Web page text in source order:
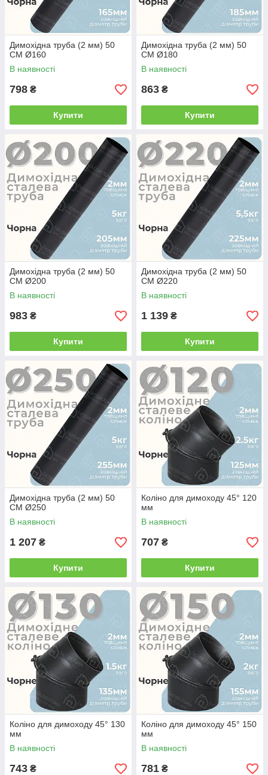
Димохідна труба (2 мм) 50
СМ Ø160
В наявності
798 ₴
Купити
Димохідна труба (2 мм) 50
СМ Ø180
В наявності
863 ₴
Купити
Димохідна труба (2 мм) 50
СМ Ø200
В наявності
983 ₴
Купити
Димохідна труба (2 мм) 50
СМ Ø220
В наявності
1 139 ₴
Купити
Димохідна труба (2 мм) 50
СМ Ø250
В наявності
1 207 ₴
Купити
Коліно для димоходу 45° 120
мм
В наявності
707 ₴
Купити
Коліно для димоходу 45° 130
мм
В наявності
743 ₴
Коліно для димоходу 45° 150
мм
В наявності
781 ₴